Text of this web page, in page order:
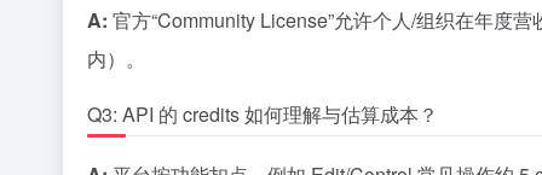
A: 官方“Community License”允许个人/组织在年度
内）。
Q3: API 的 credits 如何理解与估算成本？